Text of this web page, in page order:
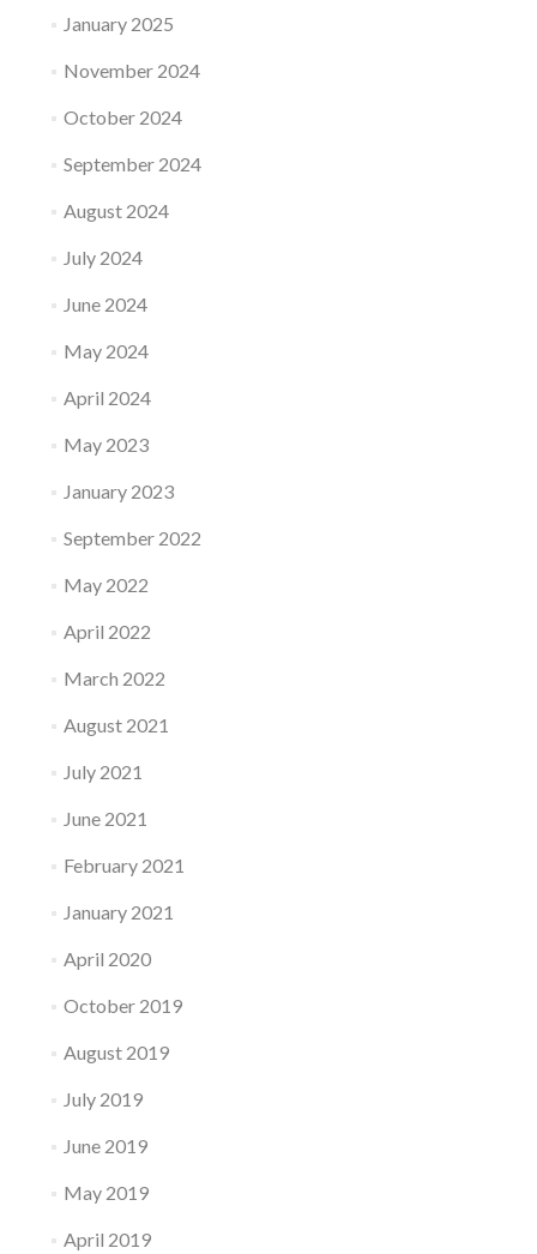
January 2025
November 2024
October 2024
September 2024
August 2024
July 2024
June 2024
May 2024
April 2024
May 2023
January 2023
September 2022
May 2022
April 2022
March 2022
August 2021
July 2021
June 2021
February 2021
January 2021
April 2020
October 2019
August 2019
July 2019
June 2019
May 2019
April 2019